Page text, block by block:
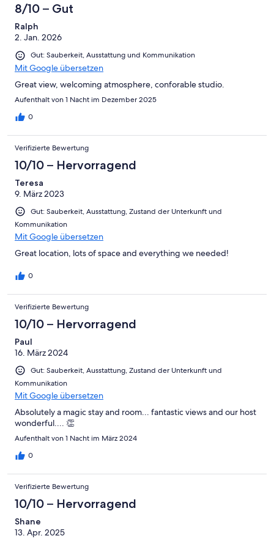
8/10 – Gut
Ralph
2. Jan. 2026
Gut: Sauberkeit, Ausstattung und Kommunikation
Mit Google übersetzen
Great view, welcoming atmosphere, conforable studio.
Aufenthalt von 1 Nacht im Dezember 2025
0
Verifizierte Bewertung
10/10 – Hervorragend
Teresa
9. März 2023
Gut: Sauberkeit, Ausstattung, Zustand der Unterkunft und
Kommunikation
Mit Google übersetzen
Great location, lots of space and everything we needed!
0
Verifizierte Bewertung
10/10 – Hervorragend
Paul
16. März 2024
Gut: Sauberkeit, Ausstattung, Zustand der Unterkunft und
Kommunikation
Mit Google übersetzen
Absolutely a magic stay and room... fantastic views and our host
wonderful.... 👏
Aufenthalt von 1 Nacht im März 2024
0
Verifizierte Bewertung
10/10 – Hervorragend
Shane
13. Apr. 2025